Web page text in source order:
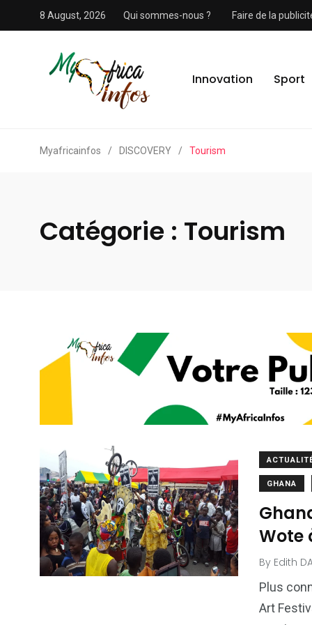
8 August, 2026 Qui sommes-nous ? Faire de la
Innovation Sport
Myafricainfos / DISCOVERY / Tourism
Catégorie : Tourism
GHANA
Wote
By Edith
Plus
Art